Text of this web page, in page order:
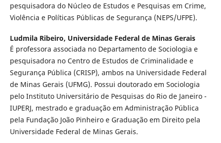
pesquisadora do Núcleo de Estudos e Pesquisas em Crime,
Violência e Políticas Públicas de Segurança (NEPS/UFPE).
Ludmila Ribeiro, Universidade Federal de Minas Gerais
É professora associada no Departamento de Sociologia e
pesquisadora no Centro de Estudos de Criminalidade e
Segurança Pública (CRISP), ambos na Universidade Federal
de Minas Gerais (UFMG). Possui doutorado em Sociologia
pelo Instituto Universitário de Pesquisas do Rio de Janeiro -
IUPERJ, mestrado e graduação em Administração Pública
pela Fundação João Pinheiro e Graduação em Direito pela
Universidade Federal de Minas Gerais.